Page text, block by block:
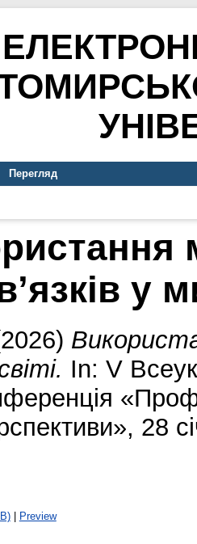
Перегляд
у
In: V
| Preview